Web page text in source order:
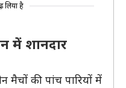
लिया है
में शानदार
मैचों की पांच पारियों में